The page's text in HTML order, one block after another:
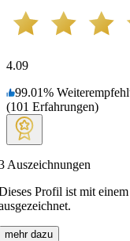
4.09
99.01%
(101 Erfahrungen)
Auszeichnungen
Profil ist mit
mehr dazu